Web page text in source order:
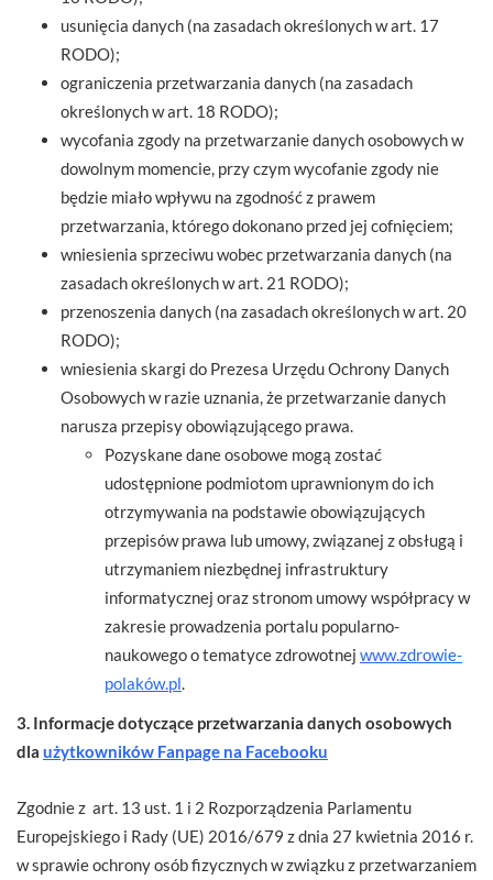
usunięcia danych (na zasadach określonych w art. 17
RODO);
ograniczenia przetwarzania danych (na zasadach
określonych w art. 18 RODO);
wycofania zgody na przetwarzanie danych osobowych w
dowolnym momencie, przy czym wycofanie zgody nie
będzie miało wpływu na zgodność z prawem
przetwarzania, którego dokonano przed jej cofnięciem;
wniesienia sprzeciwu wobec przetwarzania danych (na
zasadach określonych w art. 21 RODO);
przenoszenia danych (na zasadach określonych w art. 20
RODO);
wniesienia skargi do Prezesa Urzędu Ochrony Danych
Osobowych w razie uznania, że przetwarzanie danych
narusza przepisy obowiązującego prawa.
Pozyskane dane osobowe mogą zostać
udostępnione podmiotom uprawnionym do ich
otrzymywania na podstawie obowiązujących
przepisów prawa lub umowy, związanej z obsługą i
utrzymaniem niezbędnej infrastruktury
informatycznej oraz stronom umowy współpracy w
zakresie prowadzenia portalu popularno-
naukowego o tematyce zdrowotnej www.zdrowie-
polaków.pl
3. Informacje dotyczące przetwarzania danych osobowych
dla użytkowników Fanpage na Facebooku
Zgodnie z art. 13 ust. 1 i 2 Rozporządzenia Parlamentu
Europejskiego i Rady (UE) 2016/679 z dnia 27 kwietnia 2016 r.
w sprawie ochrony osób fizycznych w związku z przetwarzaniem